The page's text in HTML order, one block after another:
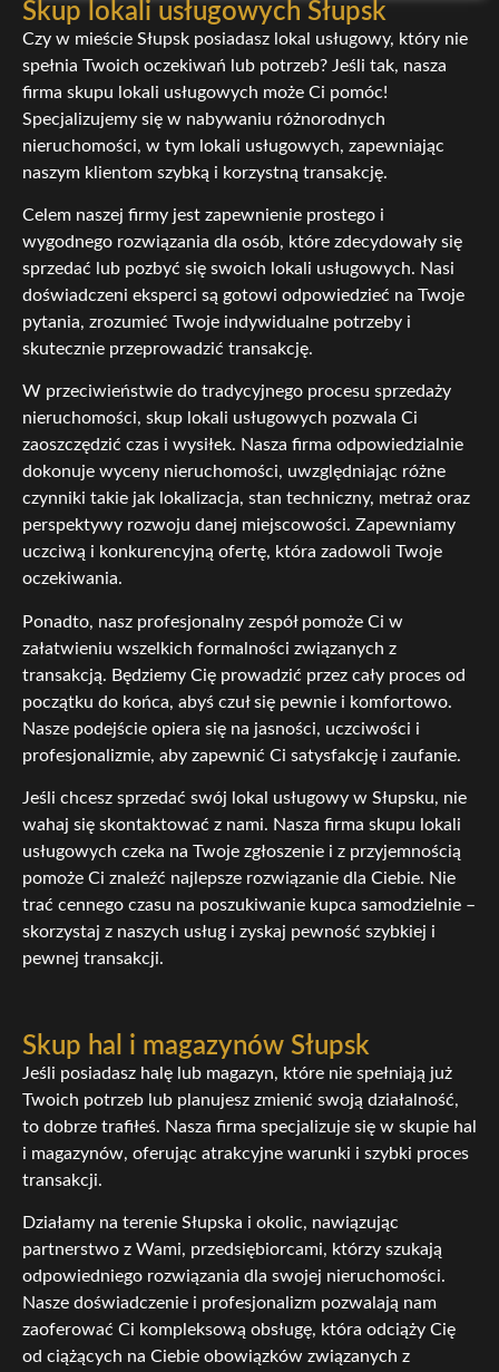
Skup lokali usługowych Słupsk
Czy w mieście Słupsk posiadasz lokal usługowy, który nie
spełnia Twoich oczekiwań lub potrzeb? Jeśli tak, nasza
firma skupu lokali usługowych może Ci pomóc!
Specjalizujemy się w nabywaniu różnorodnych
nieruchomości, w tym lokali usługowych, zapewniając
naszym klientom szybką i korzystną transakcję.
Celem naszej firmy jest zapewnienie prostego i
wygodnego rozwiązania dla osób, które zdecydowały się
sprzedać lub pozbyć się swoich lokali usługowych. Nasi
doświadczeni eksperci są gotowi odpowiedzieć na Twoje
pytania, zrozumieć Twoje indywidualne potrzeby i
skutecznie przeprowadzić transakcję.
W przeciwieństwie do tradycyjnego procesu sprzedaży
nieruchomości, skup lokali usługowych pozwala Ci
zaoszczędzić czas i wysiłek. Nasza firma odpowiedzialnie
dokonuje wyceny nieruchomości, uwzględniając różne
czynniki takie jak lokalizacja, stan techniczny, metraż oraz
perspektywy rozwoju danej miejscowości. Zapewniamy
uczciwą i konkurencyjną ofertę, która zadowoli Twoje
oczekiwania.
Ponadto, nasz profesjonalny zespół pomoże Ci w
załatwieniu wszelkich formalności związanych z
transakcją. Będziemy Cię prowadzić przez cały proces od
początku do końca, abyś czuł się pewnie i komfortowo.
Nasze podejście opiera się na jasności, uczciwości i
profesjonalizmie, aby zapewnić Ci satysfakcję i zaufanie.
Jeśli chcesz sprzedać swój lokal usługowy w Słupsku, nie
wahaj się skontaktować z nami. Nasza firma skupu lokali
usługowych czeka na Twoje zgłoszenie i z przyjemnością
pomoże Ci znaleźć najlepsze rozwiązanie dla Ciebie. Nie
trać cennego czasu na poszukiwanie kupca samodzielnie –
skorzystaj z naszych usług i zyskaj pewność szybkiej i
pewnej transakcji.
Skup hal i magazynów Słupsk
Jeśli posiadasz halę lub magazyn, które nie spełniają już
Twoich potrzeb lub planujesz zmienić swoją działalność,
to dobrze trafiłeś. Nasza firma specjalizuje się w skupie hal
i magazynów, oferując atrakcyjne warunki i szybki proces
transakcji.
Działamy na terenie Słupska i okolic, nawiązując
partnerstwo z Wami, przedsiębiorcami, którzy szukają
odpowiedniego rozwiązania dla swojej nieruchomości.
Nasze doświadczenie i profesjonalizm pozwalają nam
zaoferować Ci kompleksową obsługę, która odciąży Cię
od ciążących na Ciebie obowiązków związanych z